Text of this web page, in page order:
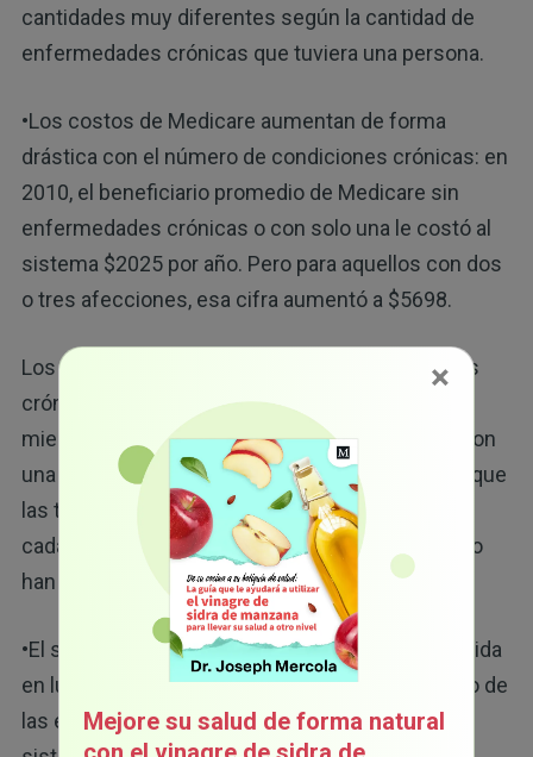
cantidades muy diferentes según la cantidad de
enfermedades crónicas que tuviera una persona.
•Los costos de Medicare aumentan de forma
drástica con el número de condiciones crónicas: en
2010, el beneficiario promedio de Medicare sin
enfermedades crónicas o con solo una le costó al
sistema $2025 por año. Pero para aquellos con dos
o tres afecciones, esa cifra aumentó a $5698.
Los pacientes con cuatro o cinco enfermedades
crónicas costaron un promedio de $ 12 174,
mientras que aquellos con seis o más acumularon
una asombrosa suma de $ 32 658 al año.
Dado que
las tasas de enfermedades crónicas aumentan
cada año, es seguro asumir que estas cifras solo
han empeorado.
•El sistema se beneficia del tratamiento de por vida
en lugar de curar la enfermedad: el costo tan alto de
las enfermedades crónicas es un reflejo de un
×
Mejore su salud de forma natural